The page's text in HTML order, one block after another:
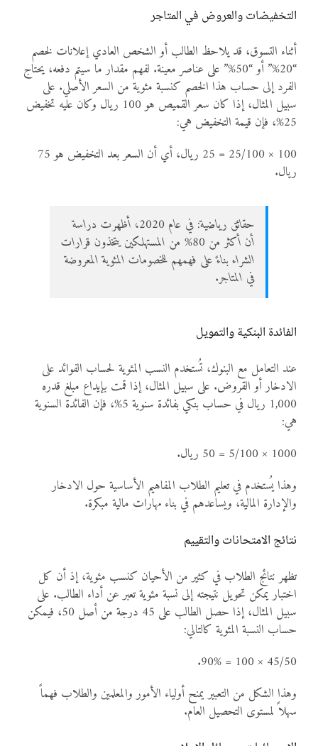
التخفيضات والعروض في المتاجر
أثناء التسوق، قد يلاحظ الطالب أو الشخص العادي إعلانات لخصم
“20%” أو “50%” على عناصر معينة. لفهم مقدار ما سيتم دفعه، يحتاج
الفرد إلى حساب هذا الخصم كنسبة مئوية من السعر الأصلي. على
سبيل المثال، إذا كان سعر القميص هو 100 ريال وكان عليه تخفيض
25%، فإن قيمة التخفيض هي:
100 × 25/100 = 25 ريال، أي أن السعر بعد التخفيض هو 75
ريال.
حقائق رياضية: في عام 2020، أظهرت دراسة
أن أكثر من 80% من المستهلكين يتخذون قرارات
الشراء بناءً على فهمهم للخصومات المئوية المعروضة
في المتاجر.
الفائدة البنكية والتمويل
عند التعامل مع البنوك، تُستخدم النسب المئوية لحساب الفوائد على
الادخار أو القروض. على سبيل المثال، إذا قمت بإيداع مبلغ قدره
1,000 ريال في حساب بنكي بفائدة سنوية 5%، فإن الفائدة السنوية
هي:
1000 × 5/100 = 50 ريال.
وهذا يُستخدم في تعليم الطلاب المفاهيم الأساسية حول الادخار
والإدارة المالية، ويساعدهم في بناء مهارات مالية مبكرة.
نتائج الامتحانات والتقييم
تظهر نتائج الطلاب في كثير من الأحيان كنسب مئوية، إذ أن كل
اختبار يمكن تحويل نتيجته إلى نسبة مئوية تعبر عن أداء الطالب. على
سبيل المثال، إذا حصل الطالب على 45 درجة من أصل 50، فيمكن
حساب النسبة المئوية كالتالي:
45/50 × 100 = 90%.
وهذا الشكل من التعبير يمنح أولياء الأمور والمعلمين والطلاب فهماً
سهلاً لمستوى التحصيل العام.